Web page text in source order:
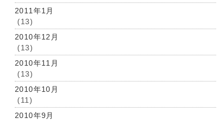
2011年1月
(13)
2010年12月
(13)
2010年11月
(13)
2010年10月
(11)
2010年9月